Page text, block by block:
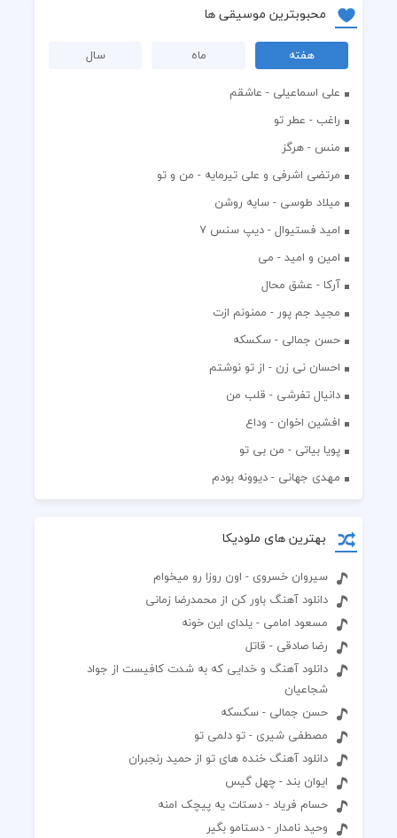
محبوبترین موسیقی ها
هفته ماه
سال
علی اسماعیلی - عاشقم
راغب - عطر تو
منس - هرگز
مرتضی اشرفی و علی تیرمایه - من و تو
میلاد طوسی - سایه روشن
اميد فستيوال - ديپ سنس ۷
امین و امید - می
آرکا - عشق محال
مجید جم پور - ممنونم ازت
حسن جمالی - سکسکه
احسان نی زن - از تو نوشتم
دانیال تفرشی - قلب من
افشين اخوان - وداع
پویا بیاتی - من بی تو
مهدی جهانی - دیوونه بودم
بهترین های ملودیکا
سیروان خسروی - اون روزا رو میخوام
دانلود آهنگ باور کن از محمدرضا زمانی
مسعود امامی - یلدای این خونه
رضا صادقی - قاتل
دانلود آهنگ و خدایی که به شدت کافیست از جواد
شجاعیان
حسن جمالی - سکسکه
مصطفی شیری - تو دلمی تو
دانلود آهنگ خنده های تو از حمید رنجبران
ایوان بند - چهل گیس
حسام فریاد - دستات یه پیچک امنه
وحید نامدار - دستامو بگیر